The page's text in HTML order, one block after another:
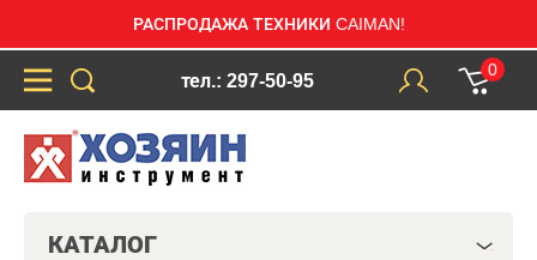
РАСПРОДАЖА ТЕХНИКИ CAIMAN!
тел.: 297-50-95
0
КАТАЛОГ